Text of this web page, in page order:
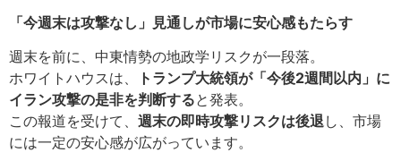
「今週末は攻撃なし」見通しが市場に安心感もたらす
週末を前に、中東情勢の地政学リスクが一段落。
ホワイトハウスは、
トランプ大統領が「今後2週間以内」に
イラン攻撃の是非を判断すると発表。
この報道を受けて、 週末の即時攻撃リスクは後退し、市場
には一定の安心感が広がっています。